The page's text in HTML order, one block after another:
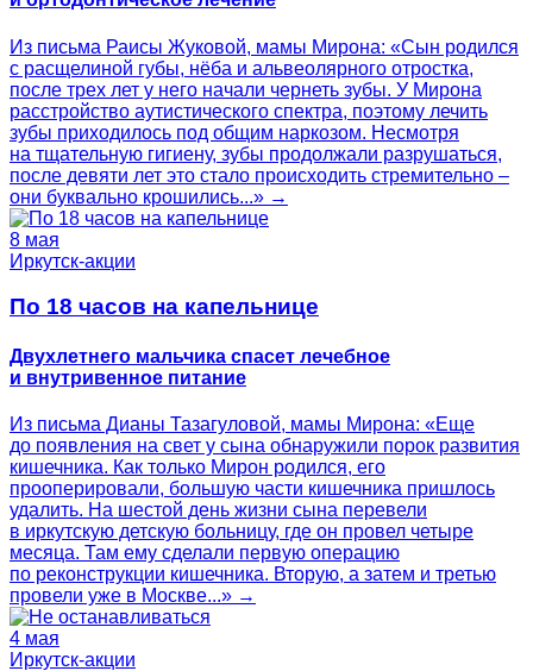
Из письма Раисы Жуковой, мамы Мирона: «Сын родился
с расщелиной губы, нёба и альвеолярного отростка,
после трех лет у него начали чернеть зубы. У Мирона
расстройство аутистического спектра, поэтому лечить
зубы приходилось под общим наркозом. Несмотря
на тщательную гигиену, зубы продолжали разрушаться,
после девяти лет это стало происходить стремительно –
они буквально крошились...» →
8 мая
Иркутск-акции
По 18 часов на капельнице
Двухлетнего мальчика спасет лечебное
и внутривенное питание
Из письма Дианы Тазагуловой, мамы Мирона: «Еще
до появления на свет у сына обнаружили порок развития
кишечника. Как только Мирон родился, его
прооперировали, большую части кишечника пришлось
удалить. На шестой день жизни сына перевели
в иркутскую детскую больницу, где он провел четыре
месяца. Там ему сделали первую операцию
по реконструкции кишечника. Вторую, а затем и третью
провели уже в Москве...» →
4 мая
Иркутск-акции